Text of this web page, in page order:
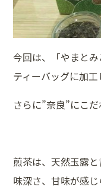
今回は、「やまと
ティーバッグに加工
さらに”奈良”にこだ
煎茶は、天然玉露
味深さ、甘味が感じ